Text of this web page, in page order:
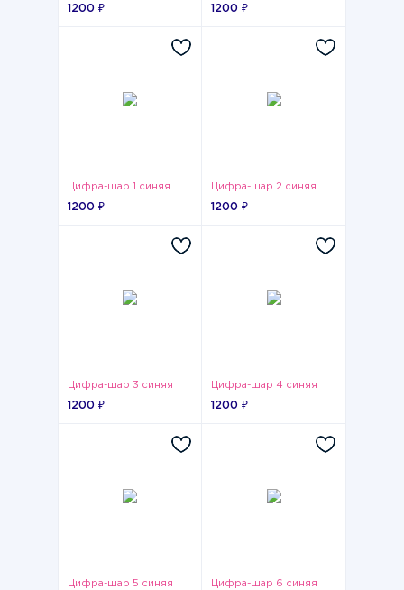
1200 ₽ 1200 ₽
Цифра-шар 1 синяя
1200 ₽
Цифра-шар 2 синяя
1200 ₽
Цифра-шар 3 синяя
1200 ₽
Цифра-шар 4 синяя
1200 ₽
Цифра-шар 5 синяя Цифра-шар 6 синяя